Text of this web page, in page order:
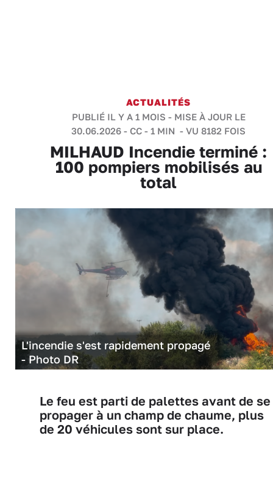
ACTUALITÉS
PUBLIÉ IL Y A 1 MOIS - MISE À JOUR LE
30.06.2026 - CC - 1 MIN - VU 8182 FOIS
MILHAUD Incendie terminé :
100 pompiers mobilisés au
total
L'incendie s'est rapidement propagé
- Photo DR
Le feu est parti de palettes avant de se
propager à un champ de chaume, plus
de 20 véhicules sont sur place.